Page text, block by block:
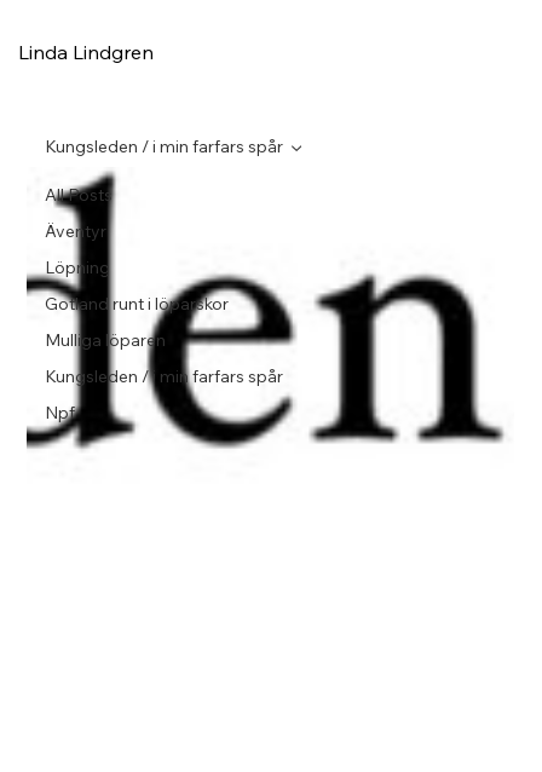
Linda Lindgren
All Posts
Äventyr
Löpning
Gotland runt i löparskor
Mulliga löparen
Kungsleden / i min farfars spår
Npf
Kungsleden / i min farfars spår